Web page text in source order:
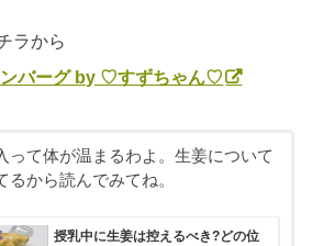
ラから
ンバーグ by ♡すずちゃん♡
って体が温まるわよ。生姜について
るから読んでみてね。
授乳中に生姜は控えるべき?どの位